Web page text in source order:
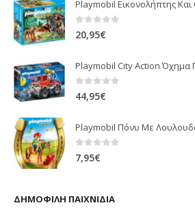
0 out of 5
20,95€
0 out of 5
44,95€
Playmobil Πόνυ Με
0out of 5
7,95€
ΔΗΜΟΦΙΛΉ ΠΑΙΧΝΊΔΙΑ